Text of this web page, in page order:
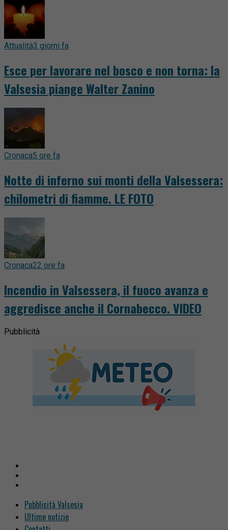
Attualità3 giorni fa
Esce per lavorare nel bosco e non torna: la
Valsesia piange Walter Zanino
Cronaca5 ore fa
Notte di inferno sui monti della Valsessera:
chilometri di fiamme. LE FOTO
Cronaca22 ore fa
Incendio in Valsessera, il fuoco avanza e
aggredisce anche il Cornabecco. VIDEO
Pubblicità
Pubblicità Valsesia
Ultime notizie